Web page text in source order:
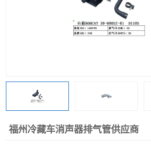
福州冷藏车消声器排气管供应商